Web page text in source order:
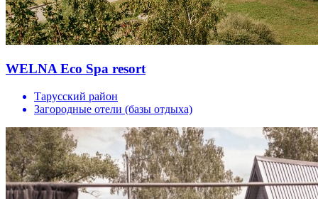
WELNA Eco Spa resort
Тарусский район
Загородные отели (базы отдыха)